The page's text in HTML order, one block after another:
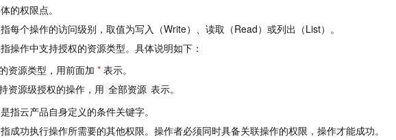
的权限点。
每个操作的访问级别，取值为写入（Write）、读取（Read）或列出（List）。
操作中支持授权的资源类型。具体说明如下：
资源类型，用前面加 * 表示。
资源级授权的操作，用 全部资源 表示。
指云产品自身定义的条件关键字。
成功执行操作所需要的其他权限。操作者必须同时具备关联操作的权限，操作才能成功。
新一代 AI 视频生成模型，深度适配广告营销等场景 AI Native 的算法工程平台，一站式完成建模、训练、推理服务部署 云端极速 AI 应用创作平台
建 AI 应用
依托云原生高可用架构,实现Dify私有化部署 用1%尺寸在特定领域达到大模型90%以上效果
案
定制小程序